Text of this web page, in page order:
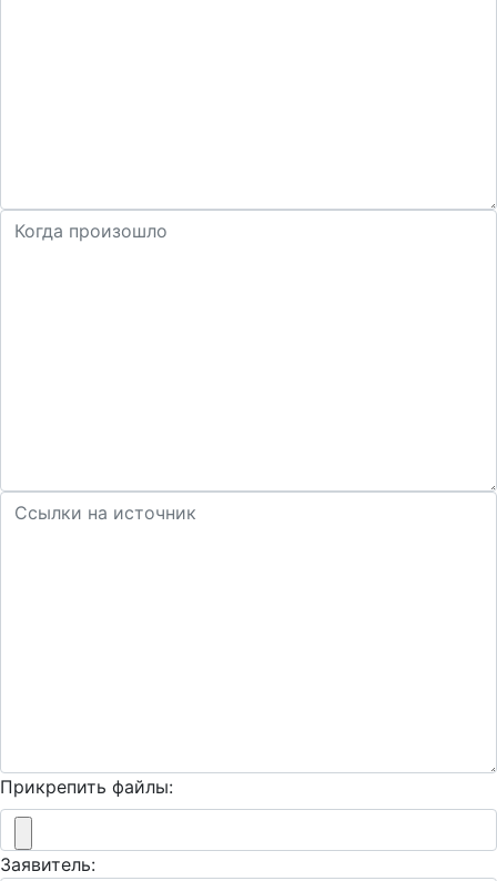
Прикрепить файлы:
Заявитель: